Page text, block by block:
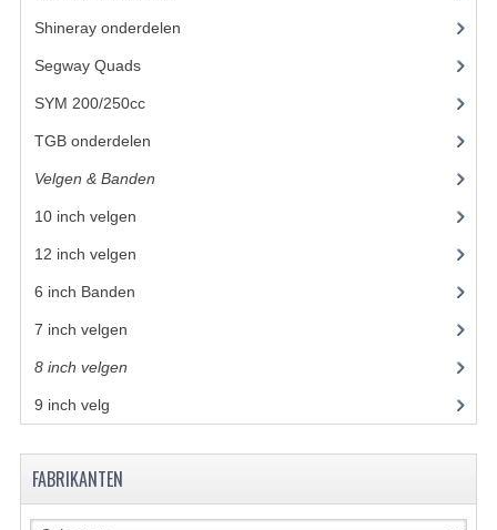
STUUR INRICHTING
UITLAAT SYSTEEM
Shineray onderdelen
Segway Quads(6)
SYM 200/250cc(15)
TGB onderdelen
Velgen & Banden
10 inch velgen
12 inch velgen
6 inch Banden
7 inch velgen
8 inch velgen
9 inch velg
FABRIKANTEN